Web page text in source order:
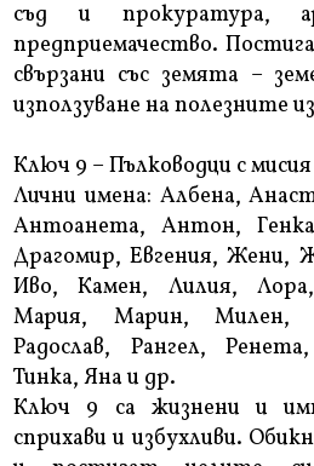
съд и прокуратура,
предприемачество.
свързани със земята –
използуване на полезните
Ключ 9 – Пълководци с мисия
Лични имена: Албена,
Антоанета, Антон,
Драгомир, Евгения, Жени,
Иво, Камен, Лилия,
Мария, Марин, Милен,
Радослав, Рангел,
Тинка, Яна и др.
Ключ 9 са жизнени и
сприхави и избухливи.